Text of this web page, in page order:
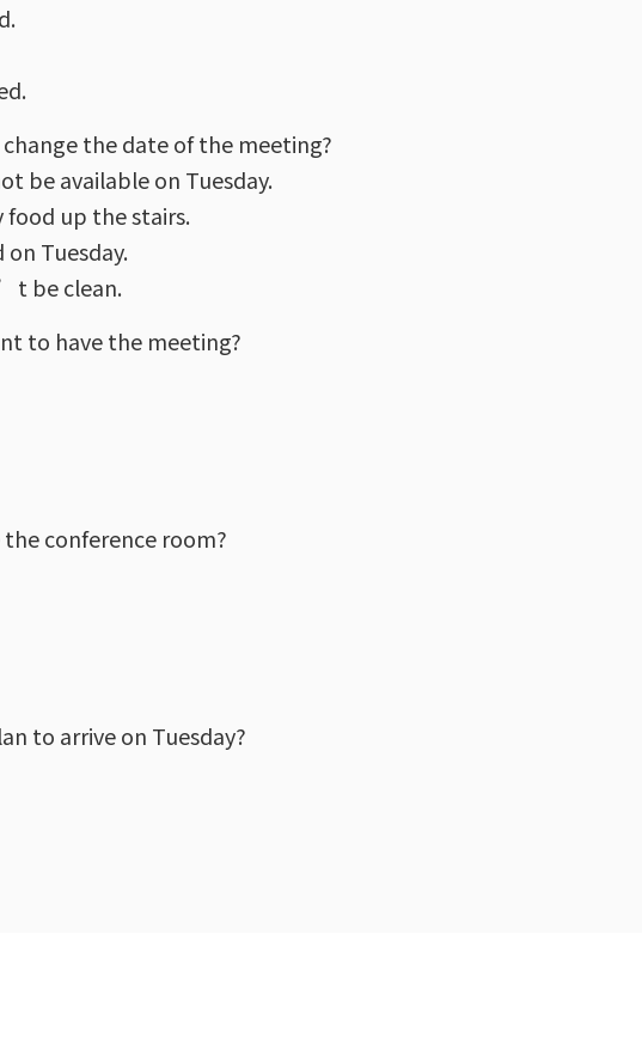
the date of the meeting?
be available on Tuesday.
up the stairs.
Tuesday.
be clean.
to have the meeting?
the conference room?
to arrive on Tuesday?